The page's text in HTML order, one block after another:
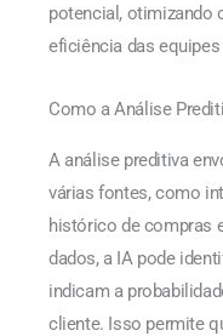
potencial, otimizando
eficiência das equipes
Como a Análise
A análise preditiva
várias fontes, como
histórico de compras
dados, a IA pode
indicam a
cliente. Isso permite